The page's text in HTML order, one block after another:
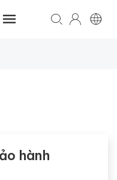
hành